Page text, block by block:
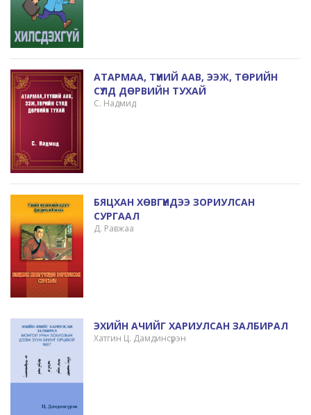
АТАРМАА, ТҮҮНИЙ ААВ, ЭЭЖ, ТӨРИЙН
СҮЛД ДӨРВИЙН ТУХАЙ
С. Надмид
БЯЦХАН ХӨВГҮҮНДЭЭ ЗОРИУЛСАН
СУРГААЛ
Д. Равжаа
ЭХИЙН АЧИЙГ ХАРИУЛСАН ЗАЛБИРАЛ
Хатгин Ц. Дамдинсүрэн